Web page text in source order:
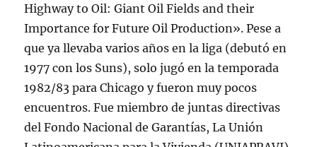
Highway to Oil: Giant Oil Fields and their
Importance for Future Oil Production». Pese a
que ya llevaba varios años en la liga (debutó en
1977 con los Suns), solo jugó en la temporada
1982/83 para Chicago y fueron muy pocos
encuentros. Fue miembro de juntas directivas
del Fondo Nacional de Garantías, La Unión